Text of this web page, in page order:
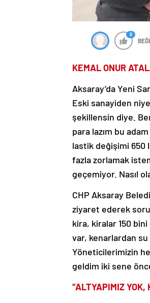
0
KEMAL ONUR
Aksaray’da Yeni
Eski sanayiden
şekillensin diye.
para lazım bu
lastik değişimi 650
fazla zorlamak
geçemiyor. Nasıl
CHP Aksaray
ziyaret ederek
kira, kiralar 150
var, kenarlardan
Yöneticilerimizin
geldim iki sene
“ALTYAPIMIZ YOK,